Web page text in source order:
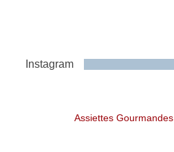
Instagram
Assiettes Gourmandes